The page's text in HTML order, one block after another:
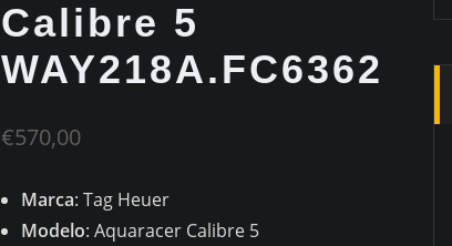
Calibre 5
WAY218A.FC6362
€570,00
Marca: Tag Heuer
Modelo: Aquaracer Calibre 5